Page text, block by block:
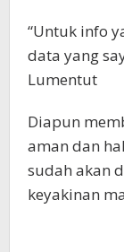
“Untuk info
data yang
Lumentut
Diapun
aman dan
sudah akan
keyakinan